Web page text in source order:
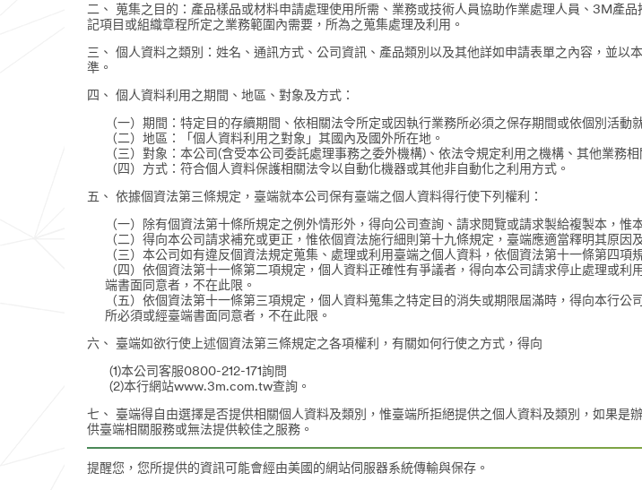
二、 蒐集之目的：產品樣品或材料申請處理使用所需、業務或技術人員協助作業處理人員、3M產
記項目或組織章程所定之業務範圍內需要，所為之蒐集處理及利用。
三、 個人資料之類別：姓名、通訊方式、公司資訊、產品類別以及其他詳如申請表單之內容，並
準。
四、 個人資料利用之期間、地區、對象及方式：
（一）期間：特定目的存續期間、依相關法令所定或因執行業務所必須之保存期間或依個別活動
（二）地區：「個人資料利用之對象」其國內及國外所在地。
（三）對象：本公司(含受本公司委託處理事務之委外機構)、依法令規定利用之機構、其他業務
（四）方式：符合個人資料保護相關法令以自動化機器或其他非自動化之利用方式。
五、 依據個資法第三條規定，臺端就本公司保有臺端之個人資料得行使下列權利：
（一）除有個資法第十條所規定之例外情形外，得向公司查詢、請求閱覽或請求製給複製本，惟
（二）得向本公司請求補充或更正，惟依個資法施行細則第十九條規定，臺端應適當釋明其原因
（三）本公司如有違反個資法規定蒐集、處理或利用臺端之個人資料，依個資法第十一條第四項
（四）依個資法第十一條第二項規定，個人資料正確性有爭議者，得向本公司請求停止處理或
端書面同意者，不在此限。
（五）依個資法第十一條第三項規定，個人資料蒐集之特定目的消失或期限屆滿時，得向本行
所必須或經臺端書面同意者，不在此限。
六、 臺端如欲行使上述個資法第三條規定之各項權利，有關如何行使之方式，得向
(1)本公司客服0800-212-171詢問
(2)本行網站www.3m.com.tw查詢。
七、 臺端得自由選擇是否提供相關個人資料及類別，惟臺端所拒絕提供之個人資料及類別，如果
供臺端相關服務或無法提供較佳之服務。
提醒您，您所提供的資訊可能會經由美國的網站伺服器系統傳輸與保存。